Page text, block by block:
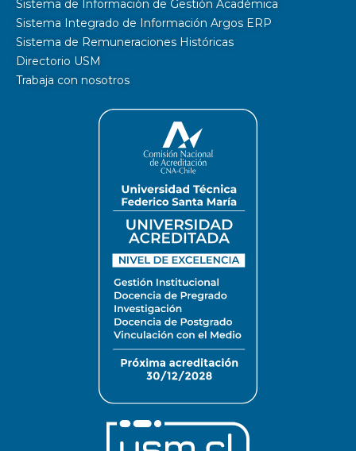
Sistema de Información de Gestión Académica
Sistema Integrado de Información Argos ERP
Sistema de Remuneraciones Históricas
Directorio USM
Trabaja con nosotros